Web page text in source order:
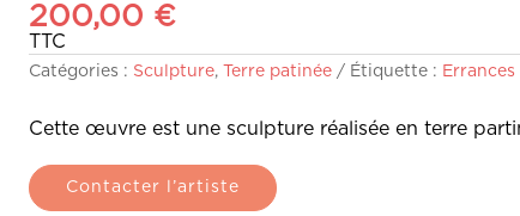
200,00 €
TTC
Catégories : Sculpture, Terre patinée Étiquette : Errances
Cette œuvre est une sculpture réalisée en terre
Contacter l’artiste